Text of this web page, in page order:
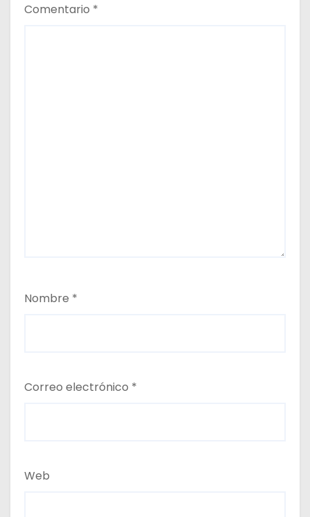
Comentario *
Nombre *
Correo electrónico *
Web